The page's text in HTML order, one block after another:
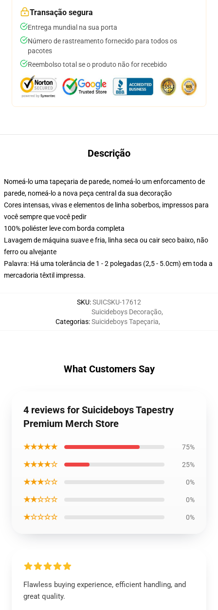
Transação segura
Entrega mundial na sua porta
Número de rastreamento fornecido para todos os
pacotes
Reembolso total se o produto não for recebido
Descrição
Nomeá-lo uma tapeçaria de parede, nomeá-lo um enforcamento de
parede, nomeá-lo a nova peça central da sua decoração
Cores intensas, vivas e elementos de linha soberbos, impressos para
você sempre que você pedir
100% poliéster leve com borda completa
Lavagem de máquina suave e fria, linha seca ou cair seco baixo, não
ferro ou alvejante
Palavra: Há uma tolerância de 1 - 2 polegadas (2,5 - 5.0cm) em toda a
mercadoria têxtil impressa.
SKU:SUICSKU-17612
Categorias:
Suicideboys Decoração,
Suicideboys Tapeçaria,
What Customers Say
4 reviews for Suicideboys Tapestry
Premium Merch Store
★★★★★ 75%
★★★★☆ 25%
★★★☆☆ 0%
★★☆☆☆ 0%
★☆☆☆☆ 0%
Flawless buying experience, efficient handling, and
great quality.